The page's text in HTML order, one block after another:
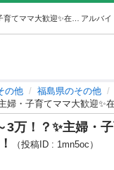
アルバイ
の他 福島県のその他
婦・子育てママ大歓迎✨️
万！？✨主婦・
（投稿ID : 1mn5oc）